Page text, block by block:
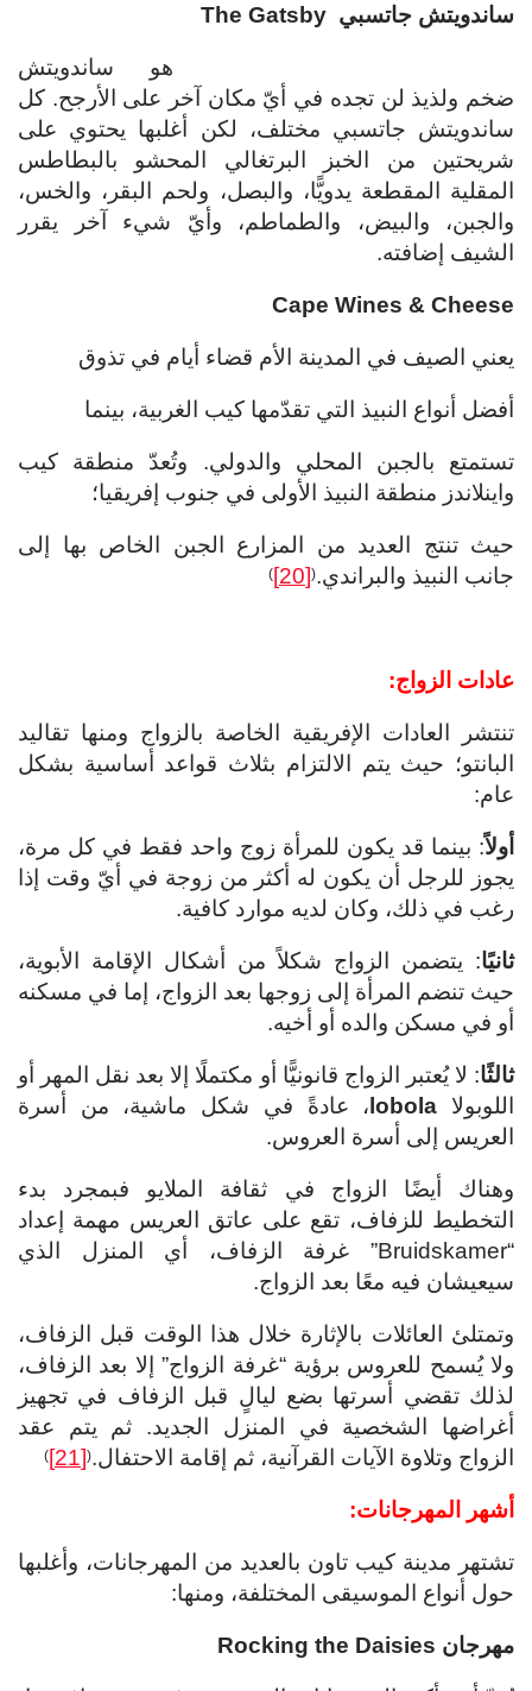
ساندويتش جاتسبي The Gatsby
هو ساندويتش
ضخم ولذيذ لن تجده في أيّ مكان آخر على الأرجح. كل
ساندويتش جاتسبي مختلف، لكن أغلبها يحتوي على
شريحتين من الخبز البرتغالي المحشو بالبطاطس
المقلية المقطعة يدويًّا، والبصل، ولحم البقر، والخس،
والجبن، والبيض، والطماطم، وأيّ شيء آخر يقرر
الشيف إضافته.
Cape Wines & Cheese
يعني الصيف في المدينة الأم قضاء أيام في تذوق
أفضل أنواع النبيذ التي تقدّمها كيب الغربية، بينما
تستمتع بالجبن المحلي والدولي. وتُعدّ منطقة كيب
واينلاندز منطقة النبيذ الأولى في جنوب إفريقيا؛
حيث تنتج العديد من المزارع الجبن الخاص بها إلى
جانب النبيذ والبراندي.(
[20]
)
عادات الزواج:
تنتشر العادات الإفريقية الخاصة بالزواج ومنها تقاليد
البانتو؛ حيث يتم الالتزام بثلاث قواعد أساسية بشكل
عام:
أولاً: بينما قد يكون للمرأة زوج واحد فقط في كل مرة،
يجوز للرجل أن يكون له أكثر من زوجة في أيّ وقت إذا
رغب في ذلك، وكان لديه موارد كافية.
ثانيًا: يتضمن الزواج شكلاً من أشكال الإقامة الأبوية،
حيث تنضم المرأة إلى زوجها بعد الزواج، إما في مسكنه
أو في مسكن والده أو أخيه.
ثالثًا: لا يُعتبر الزواج قانونيًّا أو مكتملًا إلا بعد نقل المهر أو
اللوبولا lobola ، عادةً في شكل ماشية، من أسرة
العريس إلى أسرة العروس.
وهناك أيضًا الزواج في ثقافة الملايو فبمجرد بدء
التخطيط للزفاف، تقع على عاتق العريس مهمة إعداد
“Bruidskamer” غرفة الزفاف، أي المنزل الذي
سيعيشان فيه معًا بعد الزواج.
وتمتلئ العائلات بالإثارة خلال هذا الوقت قبل الزفاف،
ولا يُسمح للعروس برؤية “غرفة الزواج” إلا بعد الزفاف،
لذلك تقضي أسرتها بضع ليالٍ قبل الزفاف في تجهيز
أغراضها الشخصية في المنزل الجديد. ثم يتم عقد
الزواج وتلاوة الآيات القرآنية، ثم إقامة الاحتفال.(
[21]
)
أشهر المهرجانات:
تشتهر مدينة كيب تاون بالعديد من المهرجانات، وأغلبها
حول أنواع الموسيقى المختلفة، ومنها:
مهرجان